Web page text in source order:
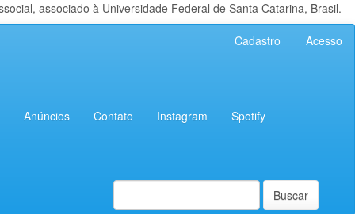
associado à Universidade Federal de Santa Catarina, Brasil.
Cadastro Acesso
Anúncios Contato Instagram Spotify
Buscar